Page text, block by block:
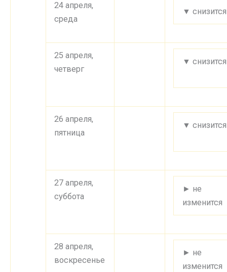
24 апреля,
среда
▼ снизится
25 апреля,
четверг
▼ снизится
26 апреля,
пятница
▼ снизится
27 апреля,
суббота
► не
изменится
28 апреля,
воскресенье
► не
изменится